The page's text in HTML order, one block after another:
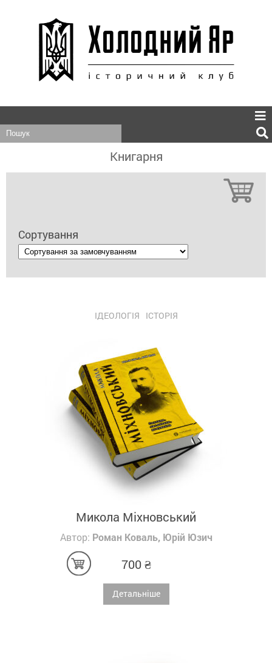
Книгарня
Сортування
ІДЕОЛОГІЯ ІСТОРІЯ
Микола Міхновський
Автор: Роман Коваль, Юрій Юзич
700 ₴
Детальніше